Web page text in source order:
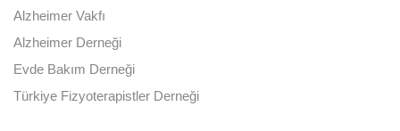
Alzheimer Vakfı
Alzheimer Derneği
Evde Bakım Derneği
Türkiye Fizyoterapistler Derneği